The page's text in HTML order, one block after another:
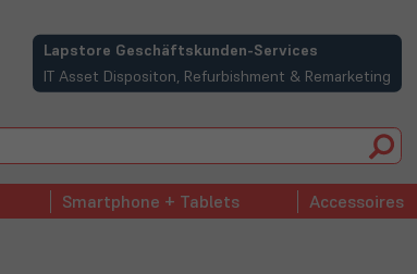
Lapstore Geschäftskunden-Services
IT Asset Dispositon, Refurbishment & Remarketing
(öffnet in neuem Tab)
Smartphone + Tablets Accessoires